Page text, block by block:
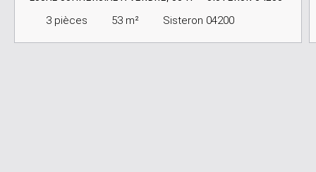
3 pièces 53 m² Sisteron 04200